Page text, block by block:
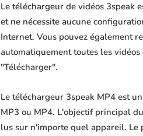
Le téléchargeur de vidéos 3speak
et ne nécessite aucune
Internet. Vous pouvez également
automatiquement toutes les
"Télécharger".
Le téléchargeur 3speak MP4 est
MP3 ou MP4. L'objectif principal
lus sur n'importe quel appareil. Le